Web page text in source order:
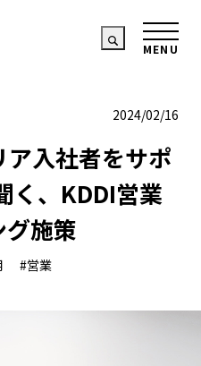
2024/02/16
入社者をサポ
く、KDDI営業
施策
#営業